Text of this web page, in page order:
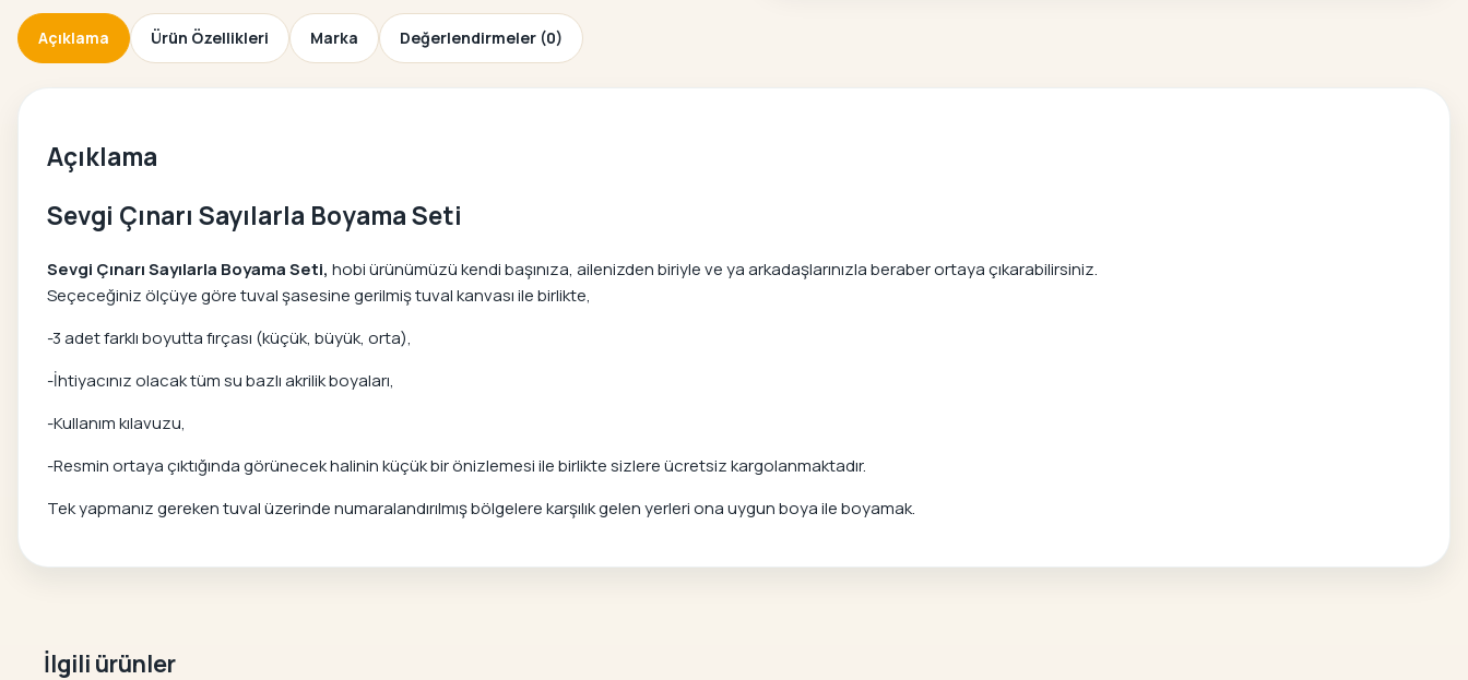
Açıklama Ürün Özellikleri Marka Değerlendirmeler (0)
Açıklama
Sevgi Çınarı Sayılarla Boyama Seti
Sevgi Çınarı Sayılarla Boyama Seti, hobi ürünümüzü kendi başınıza, ailenizden biriyle ve ya arkadaşlarınızla beraber ortaya çıkarabilirsiniz.
Seçeceğiniz ölçüye göre tuval şasesine gerilmiş tuval kanvası ile birlikte,
-3 adet farklı boyutta fırçası (küçük, büyük, orta),
-İhtiyacınız olacak tüm su bazlı akrilik boyaları,
-Kullanım kılavuzu,
-Resmin ortaya çıktığında görünecek halinin küçük bir önizlemesi ile birlikte sizlere ücretsiz kargolanmaktadır.
Tek yapmanız gereken tuval üzerinde numaralandırılmış bölgelere karşılık gelen yerleri ona uygun boya ile boyamak.
İlgili ürünler